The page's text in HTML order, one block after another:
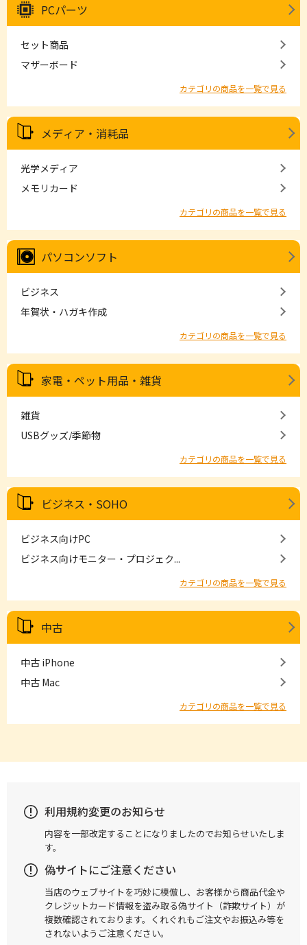
PCパーツ
セット商品
マザーボード
カテゴリの商品を一覧で見る
メディア・消耗品
光学メディア
メモリカード
カテゴリの商品を一覧で見る
パソコンソフト
ビジネス
年賀状・ハガキ作成
カテゴリの商品を一覧で見る
家電・ペット用品・雑貨
雑貨
USBグッズ/季節物
カテゴリの商品を一覧で見る
ビジネス・SOHO
ビジネス向けPC
ビジネス向けモニター・プロジェク...
カテゴリの商品を一覧で見る
中古
中古 iPhone
中古 Mac
カテゴリの商品を一覧で見る
利用規約変更のお知らせ
内容を一部改定することになりましたのでお知らせいたしま
す。
偽サイトにご注意ください
当店のウェブサイトを巧妙に模倣し、お客様から商品代金や
クレジットカード情報を盗み取る偽サイト（詐欺サイト）が
複数確認されております。くれぐれもご注文やお振込み等を
されないようご注意ください。